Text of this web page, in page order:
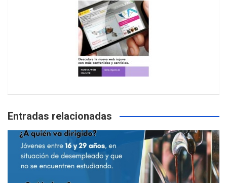
Entradas relacionadas